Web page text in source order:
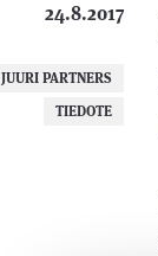
24.8.2017
JUURI PARTNERS
TIEDOTE